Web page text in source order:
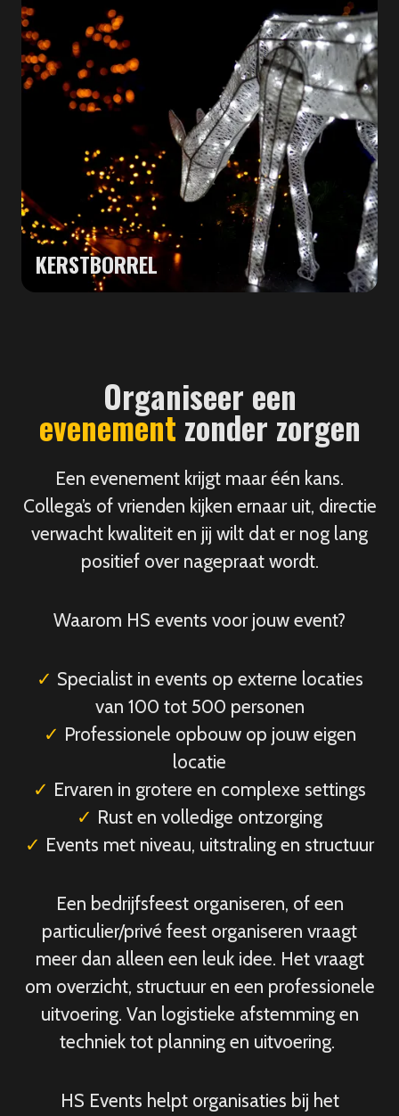
KERSTBORREL
Organiseer een
evenement zonder zorgen
Een evenement krijgt maar één kans.
Collega’s of vrienden kijken ernaar uit, directie
verwacht kwaliteit en jij wilt dat er nog lang
positief over nagepraat wordt.
Waarom HS events voor jouw event?
✓ Specialist in events op externe locaties
van 100 tot 500 personen
✓ Professionele opbouw op jouw eigen
locatie
✓ Ervaren in grotere en complexe settings
✓ Rust en volledige ontzorging
✓ Events met niveau, uitstraling en structuur
Een bedrijfsfeest organiseren, of een
particulier/privé feest organiseren vraagt
meer dan alleen een leuk idee. Het vraagt
om overzicht, structuur en een professionele
uitvoering. Van logistieke afstemming en
techniek tot planning en uitvoering.
HS Events helpt organisaties bij het